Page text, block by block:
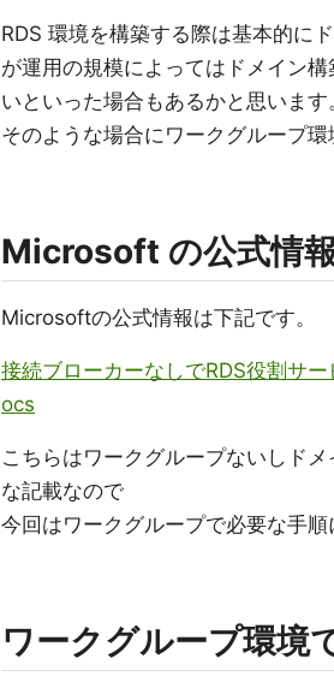
RDS 環境を構築する際は基本的に
が運用の規模によってはドメイン
いといった場合もあるかと思います
そのような場合にワークグループ
Microsoft の公式情報
Microsoftの公式情報は下記です。
接続ブローカーなしでRDS役割サ
ocs
こちらはワークグループないしド
な記載なので
今回はワークグループで必要な手順
ワークグループ環境